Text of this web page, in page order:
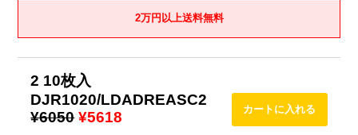
2万円以上送料無料
2 10枚入
DJR1020/LDADREASC2
¥6050 ¥5618